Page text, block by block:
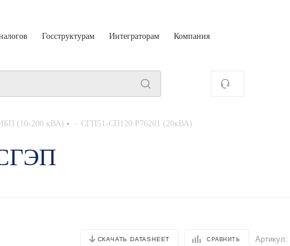
Госструктурам Интеграторам Компания
(10-200 кВА) - СГП51-СП120 Р76201 (20кВА)
СКАЧАТЬ DATASHEET СРАВНИТЬ Артикул: